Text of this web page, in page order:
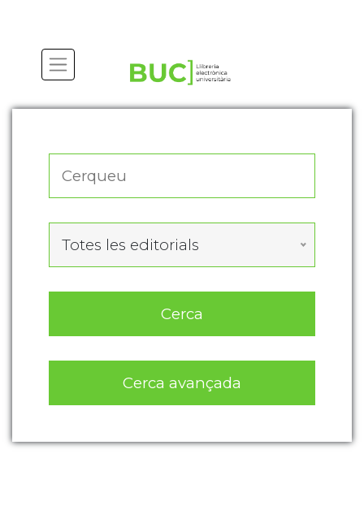
Totes les editorials
Cerca
Cerca avançada